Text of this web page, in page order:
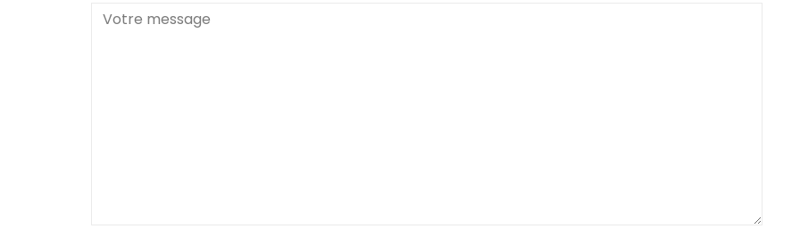
Message